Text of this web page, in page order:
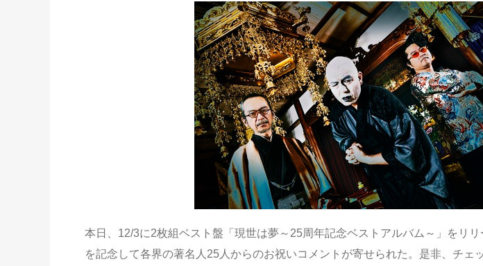
本日、12/3に2枚組ベスト盤「現世は夢～25周年記念ベストアルバム～」をリ
を記念して各界の著名人25人からのお祝いコメントが寄せられた。是非、チェ